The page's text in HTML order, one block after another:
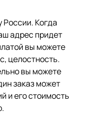
России. Когда
адрес придет
вы можете
целостность.
вы можете
заказ может
и его стоимость